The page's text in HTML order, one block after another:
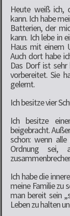
Heute weiß ich,
kann. Ich habe
Batterien, der
kann. Ich lebe in
Haus mit einem
Auch dort habe
Das Dorf ist
vorbereitet. Sie
gelernt.
Ich besitze vier
Ich besitze
beigebracht.
schon: wenn
Ordnung sei,
Ich habe die
meine Familie zu
man bereit sein
Leben zu halten